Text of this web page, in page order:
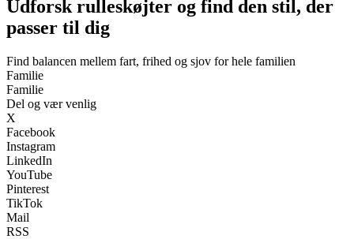
Udforsk rulleskøjter og find den stil, der
passer til dig
Find balancen mellem fart, frihed og sjov for hele familien
Familie
Familie
Del og vær venlig
X
Facebook
Instagram
LinkedIn
YouTube
Pinterest
TikTok
Mail
RSS